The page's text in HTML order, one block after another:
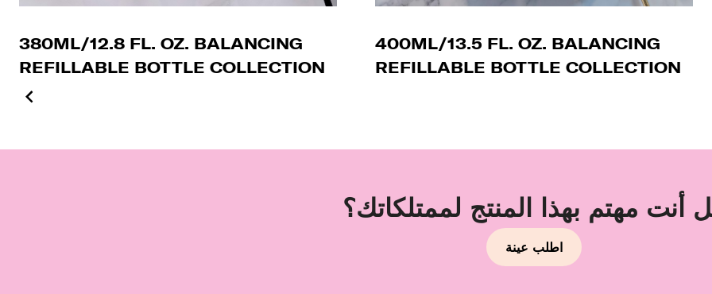
400ML/13.5 FL. OZ. BALANCING
REFILLABLE BOTTLE COLLECTION
380ML/12.8 FL. OZ. BALANCING
REFILLABLE BOTTLE COLLECTION
أنت مهتم بهذا المنتج لممتلكاتك؟
اطلب عينة